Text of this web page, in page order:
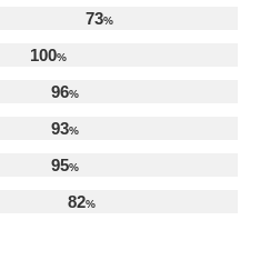
73%
100%
96%
93%
95%
82%